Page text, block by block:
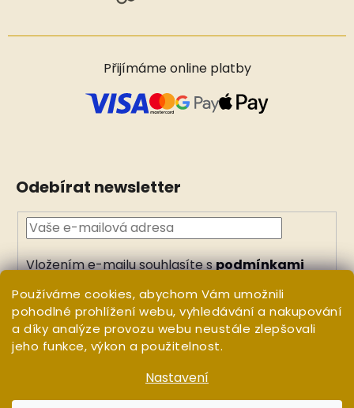
Používáme cookies, abychom Vám umožnili
pohodlné prohlížení webu, vyhledávání a nakupování
a díky analýze provozu webu neustále zlepšovali
jeho funkce, výkon a použitelnost.
Nastavení
Přijímáme online platby
Odebírat newsletter
Vložením e-mailu souhlasíte spodmínkami
PŘIHLÁSIT
SE
Vytvořil Shoptet